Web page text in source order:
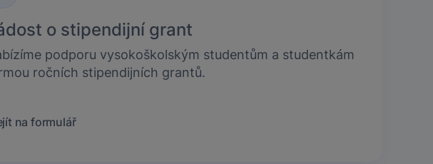
o stipendijní grant
podporu vysokoškolským studentům a studentkám
ročních stipendijních grantů.
na formulář